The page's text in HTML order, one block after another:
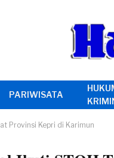
PARIWISATA
Provinsi Kepri di Karimun